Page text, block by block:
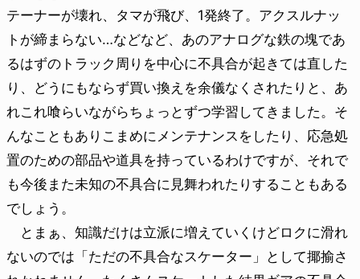
テーナーが壊れ、タマが飛び、1発終了。アクスルナッ
トが締まらない…などなど、あのアナログな鉄の塊であ
るはずのトラック周りを中心に不具合が起きては直した
り、どうにもならず買い換えを余儀なくされたりと、あ
れこれ喰らいながらちょっとずつ学習してきました。そ
んなこともありこまめにメンテナンスをしたり、応急処
置のための部品や道具を持っているわけですが、それで
も今後また未知の不具合に見舞われたりすることもある
でしょう。
とまぁ、知識だけは立派に増えていくけどロクに滑れ
ないのでは「ただの不具合なスケーター」として揶揄さ